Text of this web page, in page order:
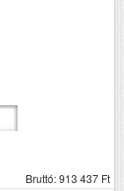
Bruttó: 913 437 Ft